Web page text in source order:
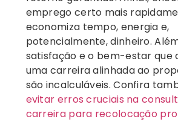
emprego certo mais
economiza tempo, energia e,
potencialmente, dinheiro.
satisfação e o bem-estar que
uma carreira alinhada ao
são incalculáveis. Confira
evitar erros cruciais na
carreira para recolocação